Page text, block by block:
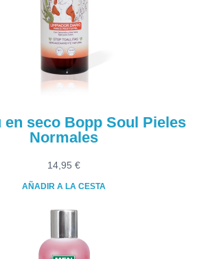
en seco Bopp Soul Pieles
Normales
14,95 €
AÑADIR A LA CESTA